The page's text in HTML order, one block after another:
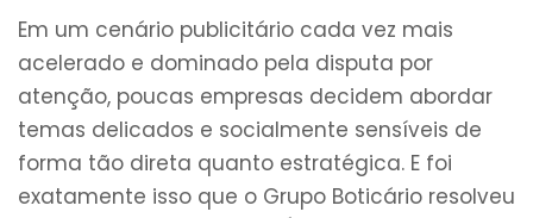
Em um cenário publicitário cada vez mais
acelerado e dominado pela disputa por
atenção, poucas empresas decidem abordar
temas delicados e socialmente sensíveis de
forma tão direta quanto estratégica. E foi
exatamente isso que o Grupo Boticário resolveu